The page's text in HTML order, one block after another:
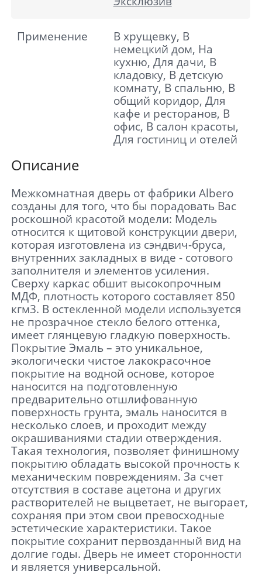
Применение
В хрущевку, В
немецкий дом, На
кухню, Для дачи, В
кладовку, В детскую
комнату, В спальню, В
общий коридор, Для
кафе и ресторанов, В
офис, В салон красоты,
Для гостиниц и отелей
Описание
Межкомнатная дверь от фабрики Albero
созданы для того, что бы порадовать Вас
роскошной красотой модели: Модель
относится к щитовой конструкции двери,
которая изготовлена из сэндвич-бруса,
внутренних закладных в виде - сотового
заполнителя и элементов усиления.
Сверху каркас обшит высокопрочным
МДФ, плотность которого составляет 850
кгм3. В остекленной модели используется
не прозрачное стекло белого оттенка,
имеет глянцевую гладкую поверхность.
Покрытие Эмаль – это уникальное,
экологически чистое лакокрасочное
покрытие на водной основе, которое
наносится на подготовленную
предварительно отшлифованную
поверхность грунта, эмаль наносится в
несколько слоев, и проходит между
окрашиваниями стадии отверждения.
Такая технология, позволяет финишному
покрытию обладать высокой прочность к
механическим повреждениям. За счет
отсутствия в составе ацетона и других
растворителей не выцветает, не выгорает,
сохраняя при этом свои превосходные
эстетические характеристики. Такое
покрытие сохранит первозданный вид на
долгие годы. Дверь не имеет сторонности
и является универсальной.